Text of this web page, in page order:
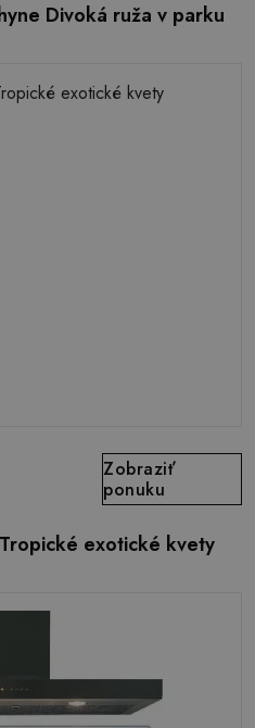
Divoká ruža v parku
Zobraziť
ponuku
exotické kvety